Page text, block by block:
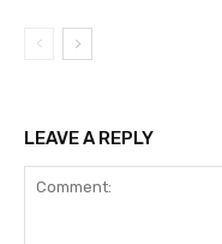
LEAVE A REPLY